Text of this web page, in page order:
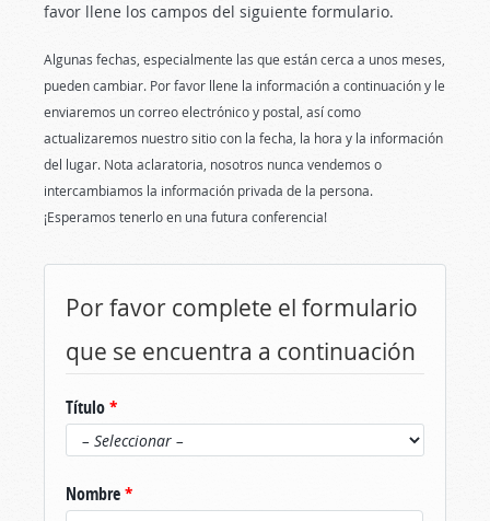
favor llene los campos del siguiente formulario.
Algunas fechas, especialmente las que están cerca a unos meses,
pueden cambiar. Por favor llene la información a continuación y le
enviaremos un correo electrónico y postal, así como
actualizaremos nuestro sitio con la fecha, la hora y la información
del lugar. Nota aclaratoria, nosotros nunca vendemos o
intercambiamos la información privada de la persona.
¡Esperamos tenerlo en una futura conferencia!
Por favor complete el formulario
que se encuentra a continuación
Título*
Nombre*